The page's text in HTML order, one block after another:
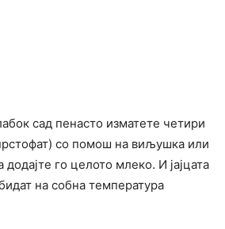
сад пенасто изматете четири
со помош на виљушка или
го целото млеко. И јајцата
на собна температура